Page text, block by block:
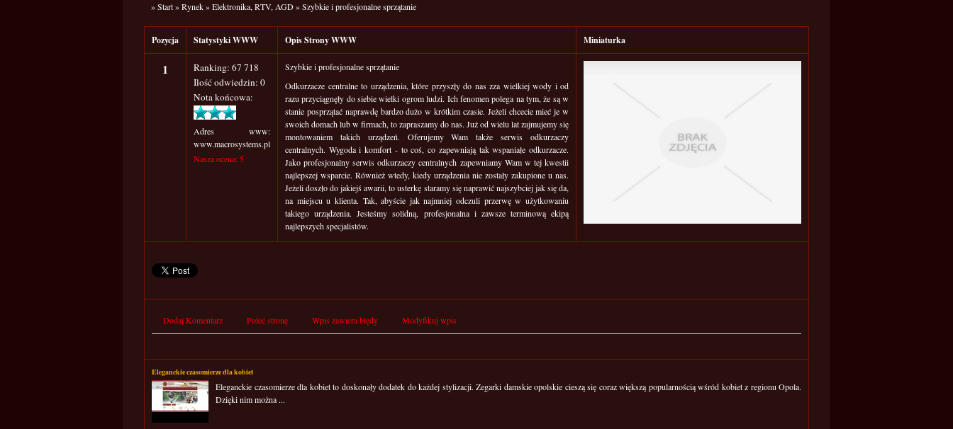
»Start»Rynek»Elektronika, RTV, AGD»Szybkie i profesjonalne sprzątanie
Pozycja Statystyki WWW Opis Strony WWW Miniaturka
1
Ranking: 67 718
Ilość odwiedzin: 0
Nota końcowa:
Adres www:
www.macrosystems.pl
Nasza ocena: 5
Szybkie i profesjonalne sprzątanie
Odkurzacze centralne to urządzenia, które przyszły do nas zza wielkiej wody i od
razu przyciągnęły do siebie wielki ogrom ludzi. Ich fenomen polega na tym, że są w
stanie posprzątać naprawdę bardzo dużo w krótkim czasie. Jeżeli chcecie mieć je w
swoich domach lub w firmach, to zapraszamy do nas. Już od wielu lat zajmujemy się
montowaniem takich urządzeń. Oferujemy Wam także serwis odkurzaczy
centralnych. Wygoda i komfort - to coś, co zapewniają tak wspaniałe odkurzacze.
Jako profesjonalny serwis odkurzaczy centralnych zapewniamy Wam w tej kwestii
najlepszej wsparcie. Również wtedy, kiedy urządzenia nie zostały zakupione u nas.
Jeżeli doszło do jakiejś awarii, to usterkę staramy się naprawić najszybciej jak się da,
na miejscu u klienta. Tak, abyście jak najmniej odczuli przerwę w użytkowaniu
takiego urządzenia. Jesteśmy solidną, profesjonalna i zawsze terminową ekipą
najlepszych specjalistów.
Dodaj Komentarz Poleć stronę Wpis zawiera błędy Modyfikuj wpis
Eleganckie czasomierze dla kobiet
Eleganckie czasomierze dla kobiet to doskonały dodatek do każdej stylizacji. Zegarki damskie opolskie cieszą się coraz większą popularnością wśród kobiet z regionu Opola.
Dzięki nim można ...